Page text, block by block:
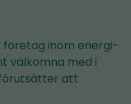
företag inom energi-
välkomna med i
att